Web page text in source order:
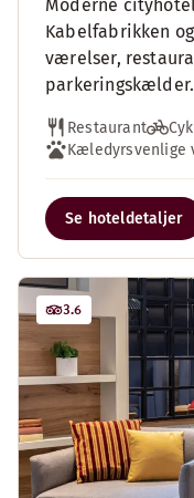
Moderne
Kabelfabrikken
værelser,
parkeringskælder.
Restaurant
Kæledyrsvenlige
Se hoteldetaljer
3.6